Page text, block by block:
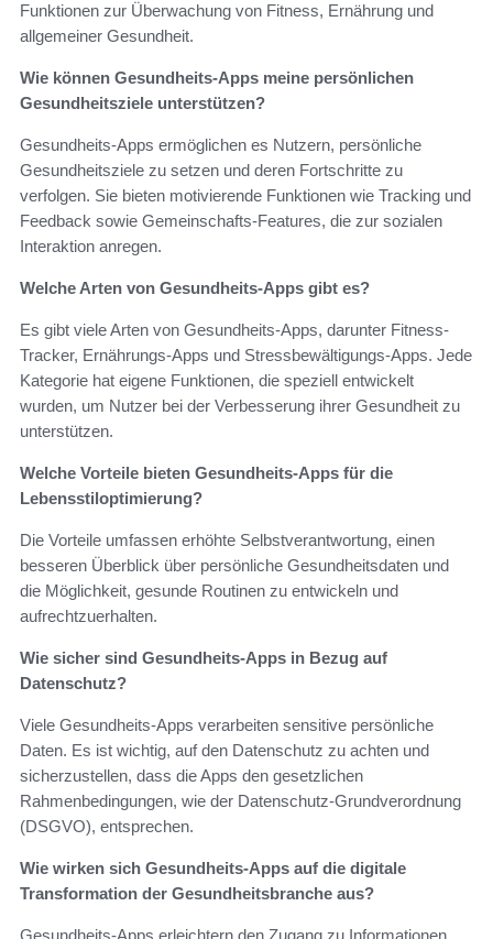
Funktionen zur Überwachung von Fitness, Ernährung und
allgemeiner Gesundheit.
Wie können Gesundheits-Apps meine persönlichen
Gesundheitsziele unterstützen?
Gesundheits-Apps ermöglichen es Nutzern, persönliche
Gesundheitsziele zu setzen und deren Fortschritte zu
verfolgen. Sie bieten motivierende Funktionen wie Tracking und
Feedback sowie Gemeinschafts-Features, die zur sozialen
Interaktion anregen.
Welche Arten von Gesundheits-Apps gibt es?
Es gibt viele Arten von Gesundheits-Apps, darunter Fitness-
Tracker, Ernährungs-Apps und Stressbewältigungs-Apps. Jede
Kategorie hat eigene Funktionen, die speziell entwickelt
wurden, um Nutzer bei der Verbesserung ihrer Gesundheit zu
unterstützen.
Welche Vorteile bieten Gesundheits-Apps für die
Lebensstiloptimierung?
Die Vorteile umfassen erhöhte Selbstverantwortung, einen
besseren Überblick über persönliche Gesundheitsdaten und
die Möglichkeit, gesunde Routinen zu entwickeln und
aufrechtzuerhalten.
Wie sicher sind Gesundheits-Apps in Bezug auf
Datenschutz?
Viele Gesundheits-Apps verarbeiten sensitive persönliche
Daten. Es ist wichtig, auf den Datenschutz zu achten und
sicherzustellen, dass die Apps den gesetzlichen
Rahmenbedingungen, wie der Datenschutz-Grundverordnung
(DSGVO), entsprechen.
Wie wirken sich Gesundheits-Apps auf die digitale
Transformation der Gesundheitsbranche aus?